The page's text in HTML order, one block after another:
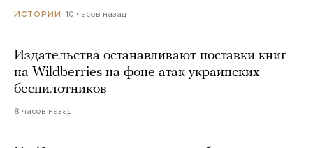
ИСТОРИИ 10 часов назад
Издательства останавливают поставки книг
на Wildberries на фоне атак украинских
беспилотников
8 часов назад